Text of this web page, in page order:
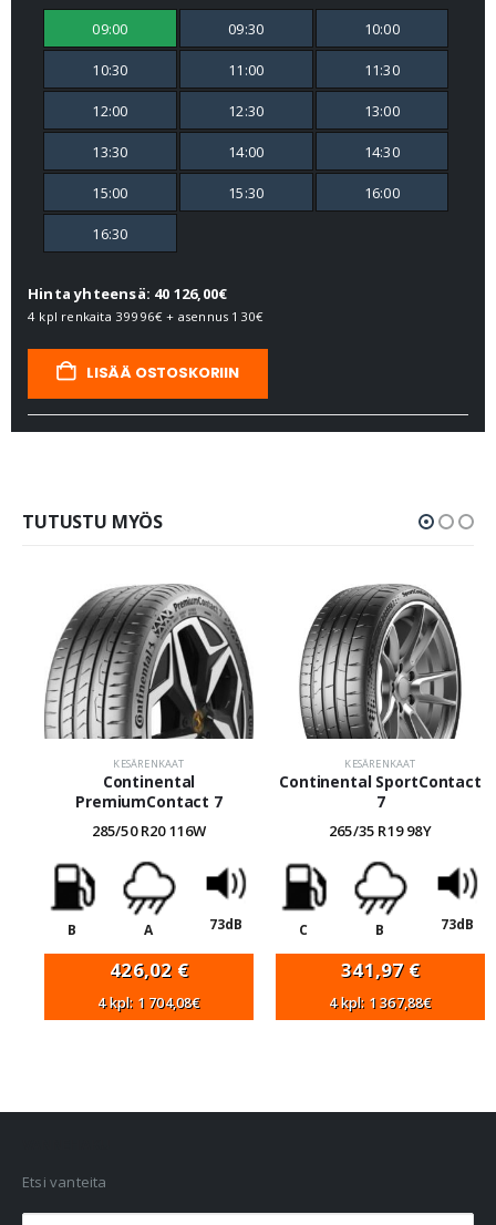
09:00 09:30 10:00
10:30 11:00 11:30
12:00 12:30 13:00
13:30 14:00 14:30
15:00 15:30 16:00
16:30
Hinta yhteensä: 40 126,00€
4 kpl renkaita 39996€ + asennus 130€
LISÄÄ OSTOSKORIIN
TUTUSTU MYÖS
KESÄRENKAAT
Continental
PremiumContact 7
285/50 R20 116W
B A 73dB
426,02 €
4 kpl: 1 704,08€
KESÄRENKAAT
Continental SportContact
7
265/35 R19 98Y
C B 73dB
341,97 €
4 kpl: 1 367,88€
Etsi vanteita